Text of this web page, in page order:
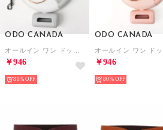
ODO CANADA
￥946
80%
ODO CANADA
￥946
80%